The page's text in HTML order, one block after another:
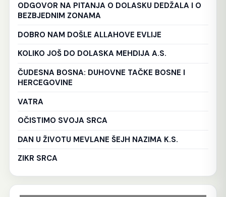
ODGOVOR NA PITANJA O DOLASKU DEDŽALA I O
BEZBJEDNIM ZONAMA
DOBRO NAM DOŠLE ALLAHOVE EVLIJE
KOLIKO JOŠ DO DOLASKA MEHDIJA A.S.
ČUDESNA BOSNA: DUHOVNE TAČKE BOSNE I
HERCEGOVINE
VATRA
OČISTIMO SVOJA SRCA
DAN U ŽIVOTU MEVLANE ŠEJH NAZIMA K.S.
ZIKR SRCA